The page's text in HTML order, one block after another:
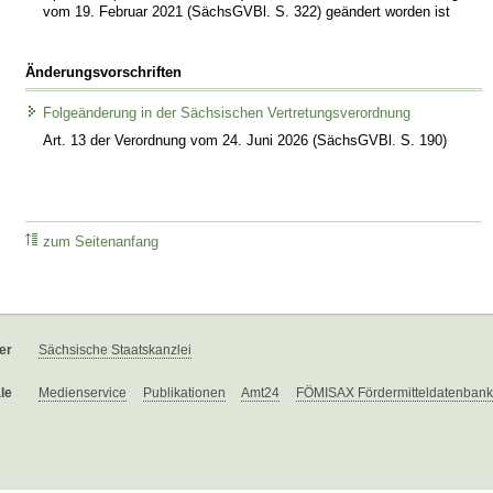
vom 19. Februar 2021 (SächsGVBl. S. 322) geändert worden ist
Änderungsvorschriften
Folgeänderung in der Sächsischen Vertretungsverordnung
Art. 13 der Verordnung vom 24. Juni 2026 (SächsGVBl. S. 190)
zum Seitenanfang
Sächsische Staatskanzlei
Medienservice Publikationen Amt24 FÖMISAX Fördermitteldatenbank